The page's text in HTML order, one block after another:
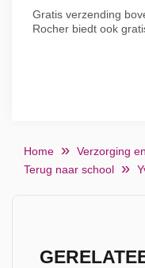
Gratis verzending
Rocher biedt ook
Home Verzorging
Terug naar school